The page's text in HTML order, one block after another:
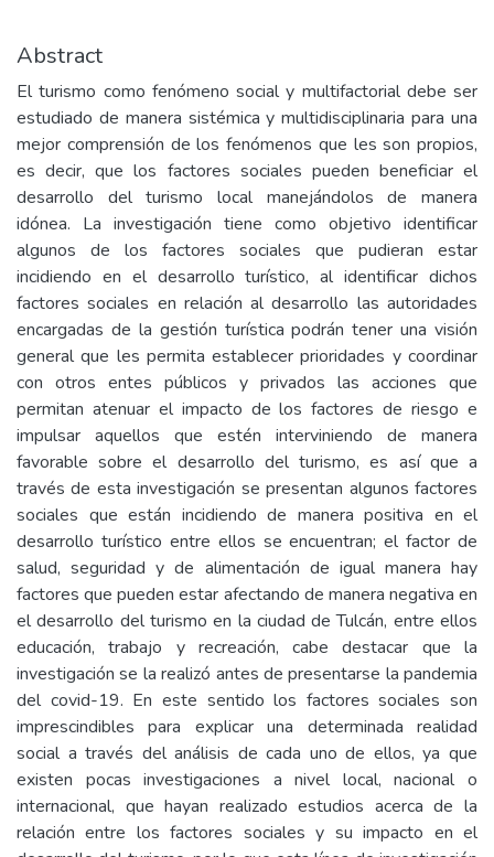
Abstract
El turismo como fenómeno social y multifactorial debe ser
estudiado de manera sistémica y multidisciplinaria para una
mejor comprensión de los fenómenos que les son propios,
es decir, que los factores sociales pueden beneficiar el
desarrollo del turismo local manejándolos de manera
idónea. La investigación tiene como objetivo identificar
algunos de los factores sociales que pudieran estar
incidiendo en el desarrollo turístico, al identificar dichos
factores sociales en relación al desarrollo las autoridades
encargadas de la gestión turística podrán tener una visión
general que les permita establecer prioridades y coordinar
con otros entes públicos y privados las acciones que
permitan atenuar el impacto de los factores de riesgo e
impulsar aquellos que estén interviniendo de manera
favorable sobre el desarrollo del turismo, es así que a
través de esta investigación se presentan algunos factores
sociales que están incidiendo de manera positiva en el
desarrollo turístico entre ellos se encuentran; el factor de
salud, seguridad y de alimentación de igual manera hay
factores que pueden estar afectando de manera negativa en
el desarrollo del turismo en la ciudad de Tulcán, entre ellos
educación, trabajo y recreación, cabe destacar que la
investigación se la realizó antes de presentarse la pandemia
del covid-19. En este sentido los factores sociales son
imprescindibles para explicar una determinada realidad
social a través del análisis de cada uno de ellos, ya que
existen pocas investigaciones a nivel local, nacional o
internacional, que hayan realizado estudios acerca de la
relación entre los factores sociales y su impacto en el